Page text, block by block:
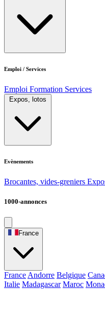
Emploi / Services
Emploi Formation Services
Expos, lotos
Evènements
Brocantes, vides-greniers
1000-annonces
France
France Andorre Belgique
Italie Madagascar Maroc